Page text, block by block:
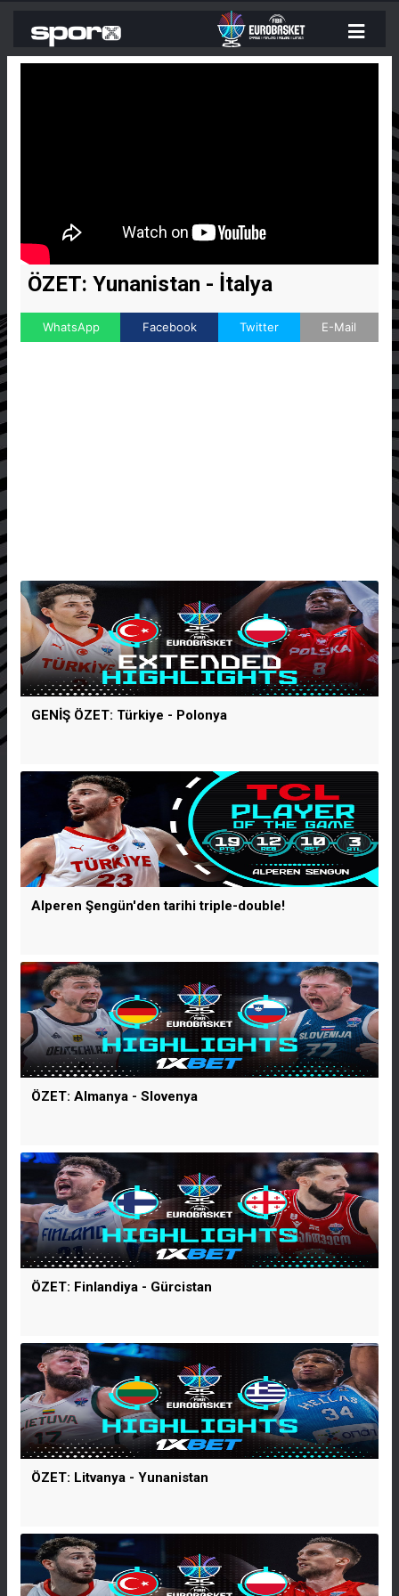
ÖZET: Yunanistan - İtalya
WhatsApp Facebook Twitter E-Mail
GENİŞ ÖZET: Türkiye - Polonya
Alperen Şengün'den tarihi triple-double!
ÖZET: Almanya - Slovenya
ÖZET: Finlandiya - Gürcistan
ÖZET: Litvanya - Yunanistan